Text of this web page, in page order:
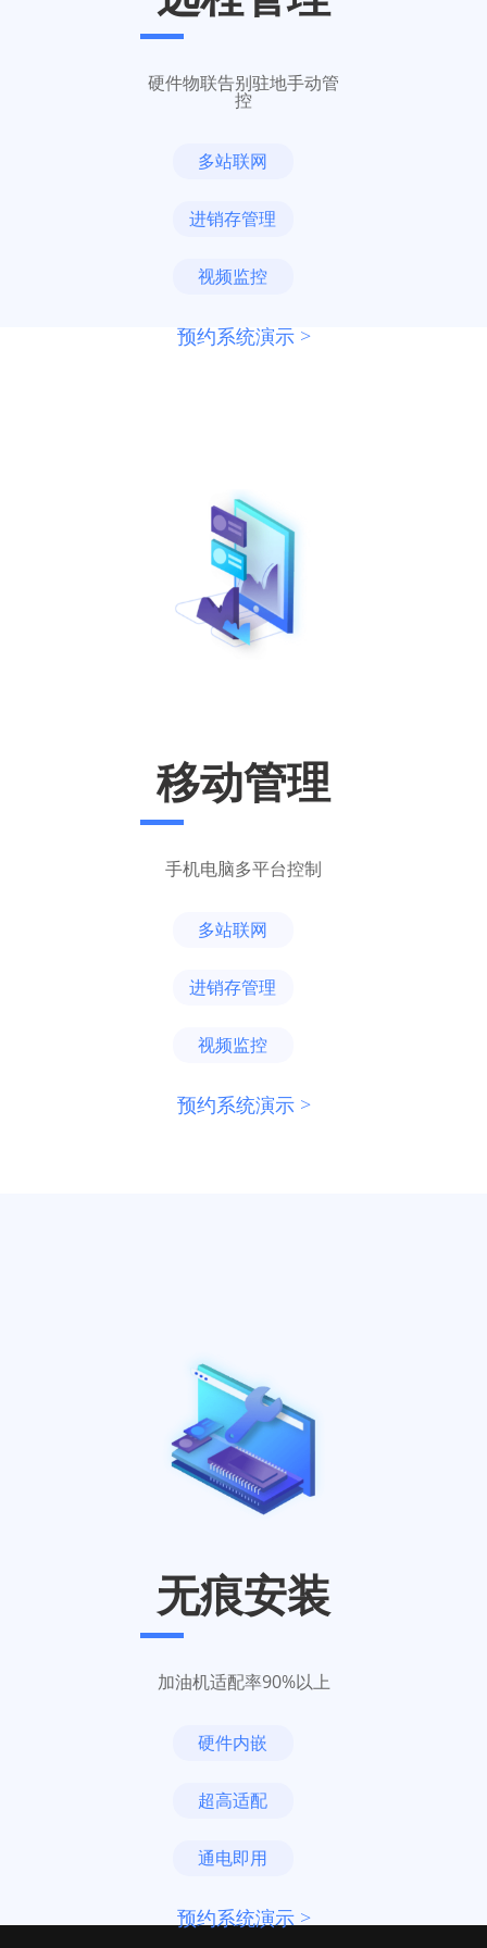
硬件物联告别驻地手动管
控
多站联网
进销存管理
视频监控
预约系统演示 >
移动管理
手机电脑多平台控制
多站联网
进销存管理
视频监控
预约系统演示 >
无痕安装
加油机适配率90%以上
硬件内嵌
超高适配
通电即用
预约系统演示 >